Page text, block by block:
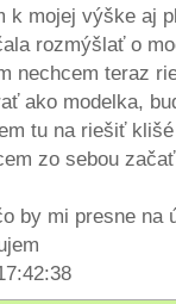
k mojej výške aj
rozmýšlať o
nechcem teraz
ako modelka,
tu na riešiť
zo sebou
by mi presne na